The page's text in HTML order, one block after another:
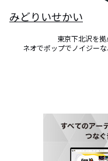
みどりいせかい
東京下北沢を拠
ネオでポップでノイジー